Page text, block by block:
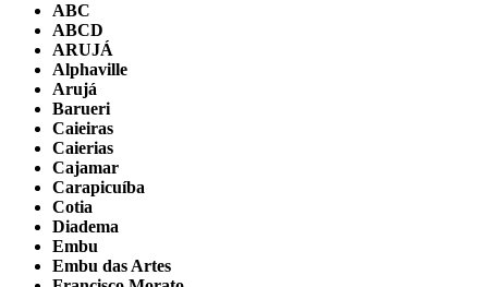
ABC
ABCD
ARUJÁ
Alphaville
Arujá
Barueri
Caieiras
Caierias
Cajamar
Carapicuíba
Cotia
Diadema
Embu
Embu das Artes